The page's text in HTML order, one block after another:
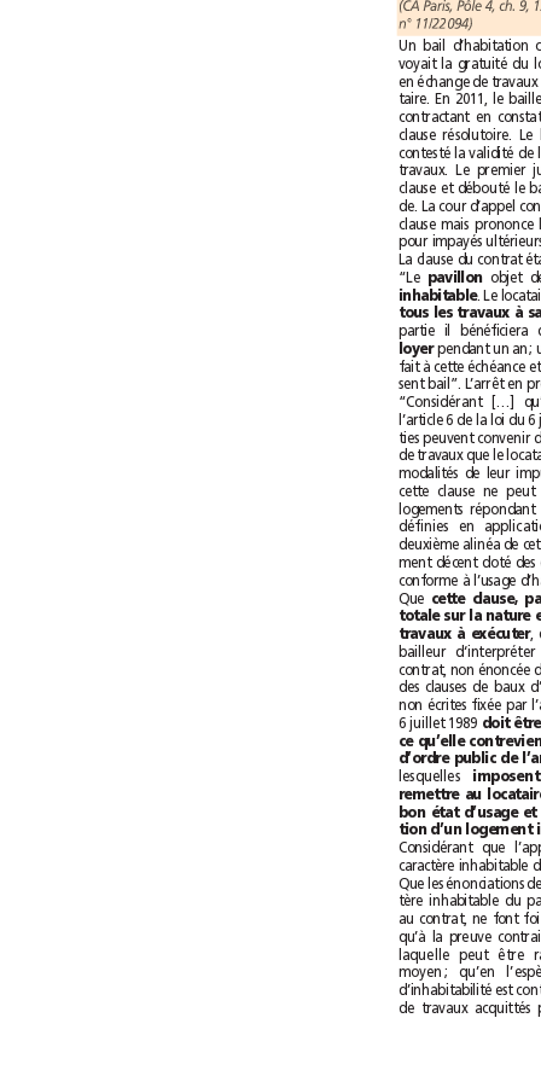
n°11/22094)
“Le pavillon
inhabitable
loyer
travaux à exécuter
lesquelles